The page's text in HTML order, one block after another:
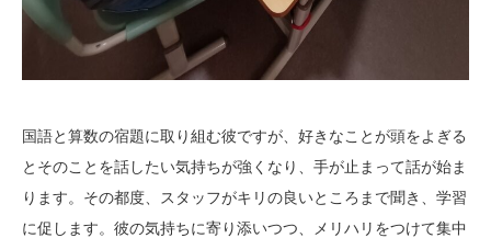
国語と算数の宿題に取り組む彼ですが、好きなことが頭をよぎる
とそのことを話したい気持ちが強くなり、手が止まって話が始ま
ります。その都度、スタッフがキリの良いところまで聞き、学習
に促します。彼の気持ちに寄り添いつつ、メリハリをつけて集中